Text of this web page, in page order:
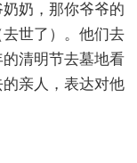
奶，那你爷爷的
世了）。他们去
清明节去墓地看
亲人，表达对他